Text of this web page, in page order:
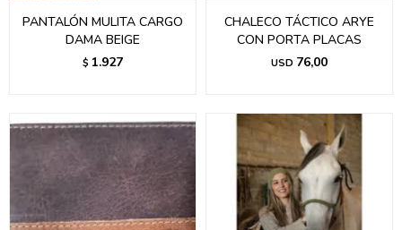
PANTALÓN MULITA CARGO
DAMA BEIGE
$ 1.927
CHALECO TÁCTICO ARYE
CON PORTA PLACAS
USD 76,00